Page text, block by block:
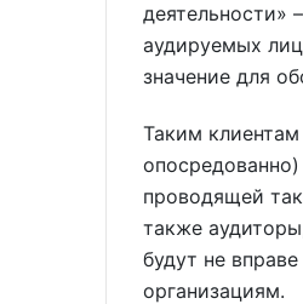
деятельности»
аудируемых
значение для
Таким
проводящей
также
будут не
организациям.